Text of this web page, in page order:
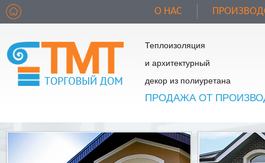
О НАС
Теплоизоляция
и архитектурный
декор из полиуретана
ПРОДАЖА ОТ